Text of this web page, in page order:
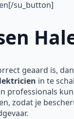
su_button]
geaard is,
in te
professionals
zodat je